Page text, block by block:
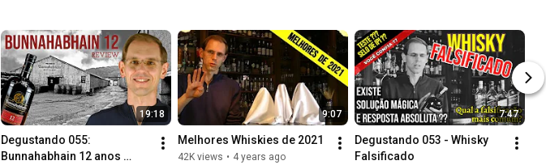
19:18
Degustando 055:
Bunnahabhain 12 anos
9:07
Melhores Whiskies de 2021
42K views • 4 years ago
7:47
Degustando 053 - Whisky
Falsificado